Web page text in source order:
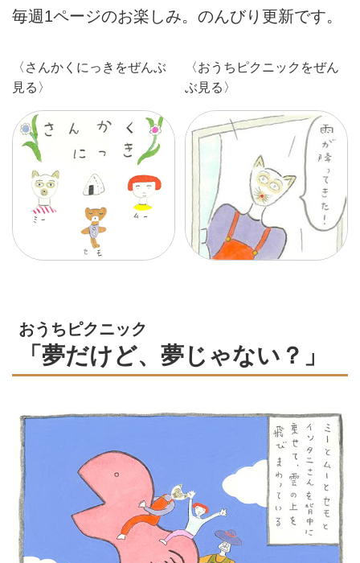
毎週1ページのお楽しみ。のんびり更新です。
〈さんかくにっきをぜんぶ
見る〉
〈おうちピクニックをぜん
ぶ見る〉
おうちピクニック
「夢だけど、夢じゃない？」